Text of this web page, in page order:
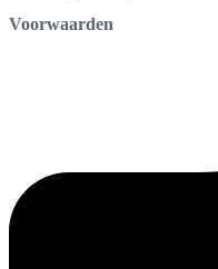
Voorwaarden